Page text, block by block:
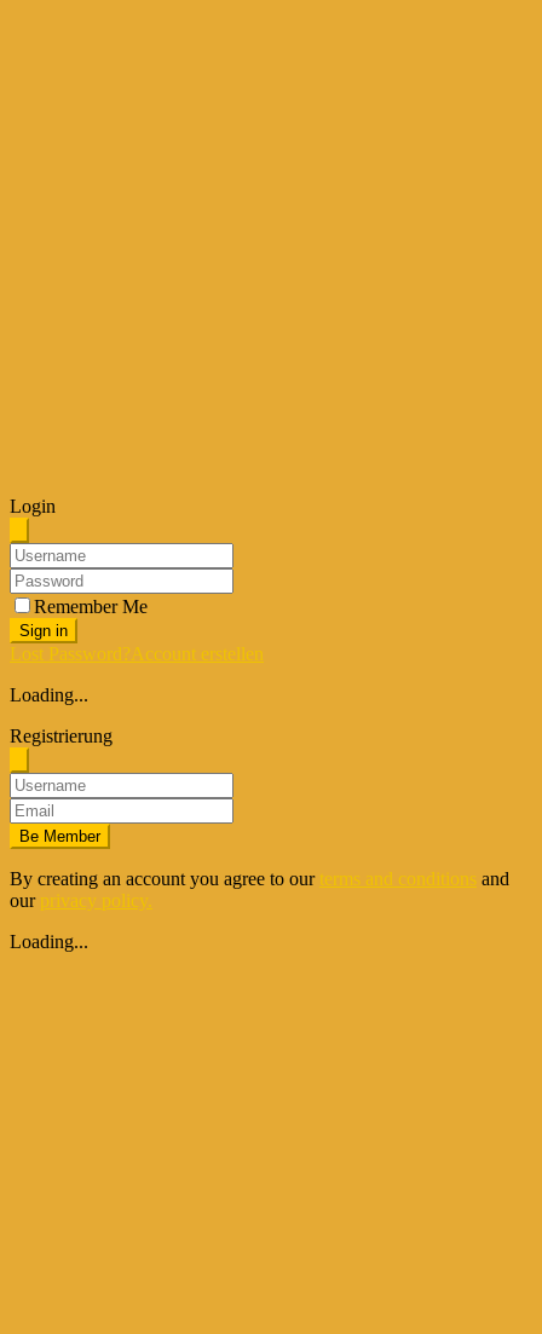
Login
Remember Me
Sign in
Lost Password?Account erstellen
Loading...
Registrierung
Be Member
By creating an account you agree to our terms and conditions and
our privacy policy.
Loading...